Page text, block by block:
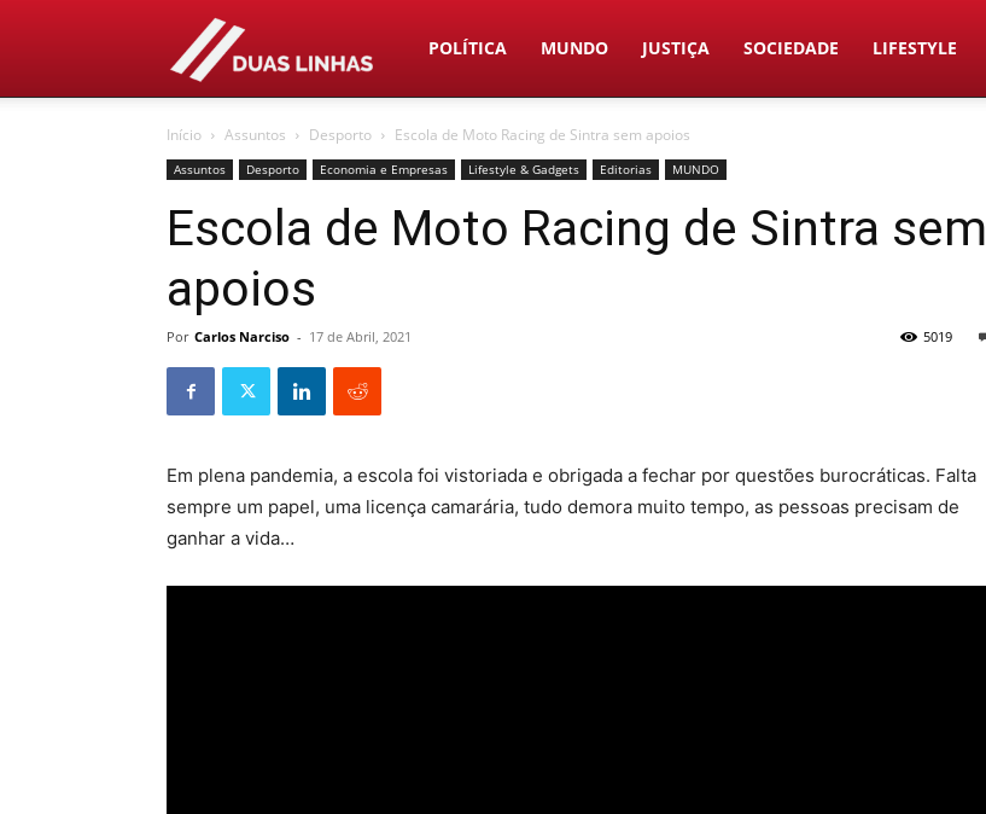
Duas
Linhas
POLÍTICA MUNDO JUSTIÇA SOCIEDADE LIFESTYLE
Início Assuntos Desporto Escola de Moto Racing de Sintra sem apoios
Assuntos Desporto Economia e Empresas Lifestyle & Gadgets Editorias MUNDO
Escola de Moto Racing de Sintra sem
apoios
Por Carlos Narciso - 17 de Abril, 2021 5019
Em plena pandemia, a escola foi vistoriada e obrigada a fechar por questões burocráticas. Falta
sempre um papel, uma licença camarária, tudo demora muito tempo, as pessoas precisam de
ganhar a vida…